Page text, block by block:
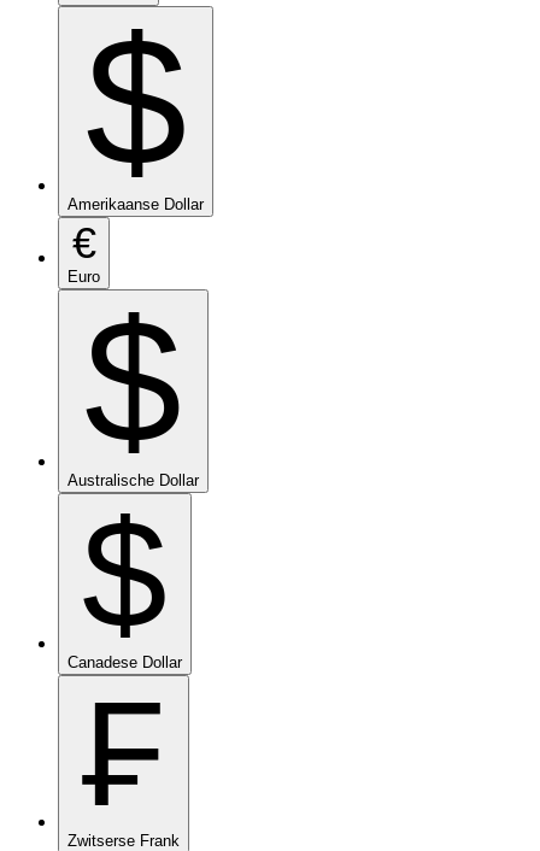
$
Amerikaanse Dollar
€
Euro
$
Australische Dollar
$
Canadese Dollar
₣
Zwitserse Frank